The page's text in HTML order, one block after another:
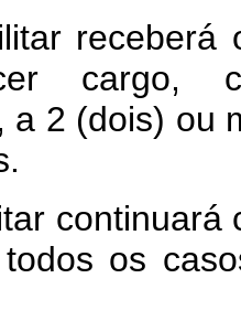
receberá
cargo,
a 2 (dois) ou
os